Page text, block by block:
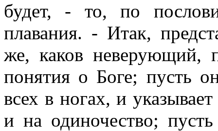
будет, - то, по
плавания. - Итак,
же, каков неверующий,
понятия о Боге; пусть
всех в ногах, и
и на одиночество;